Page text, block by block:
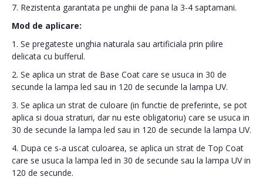
7. Rezistenta garantata pe unghii de pana la 3-4 saptamani.
Mod de aplicare:
1. Se pregateste unghia naturala sau artificiala prin pilire
delicata cu bufferul.
2. Se aplica un strat de Base Coat care se usuca in 30 de
secunde la lampa led sau in 120 de secunde la lampa UV.
3. Se aplica un strat de culoare (in functie de preferinte, se pot
aplica si doua straturi, dar nu este obligatoriu) care se usuca in
30 de secunde la lampa led sau in 120 de secunde la lampa UV.
4. Dupa ce s-a uscat culoarea, se aplica un strat de Top Coat
care se usuca la lampa led in 30 de secunde sau la lampa UV in
120 de secunde.